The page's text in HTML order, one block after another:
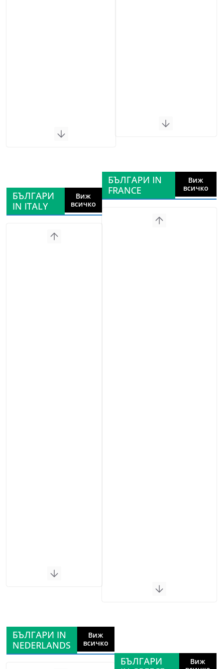
БЪЛГАРИ
IN ITALY
Виж
всичко
БЪЛГАРИ IN
FRANCE
Виж
всичко
БЪЛГАРИ IN
NEDERLANDS
Виж
всичко
БЪЛГАРИ
Виж